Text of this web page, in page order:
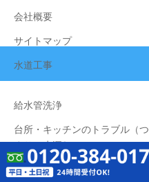
会社概要
サイトマップ
水道工事
給水管洗浄
台所・キッチンのトラブル（つ
まり・水漏れ）
お問い合わせ